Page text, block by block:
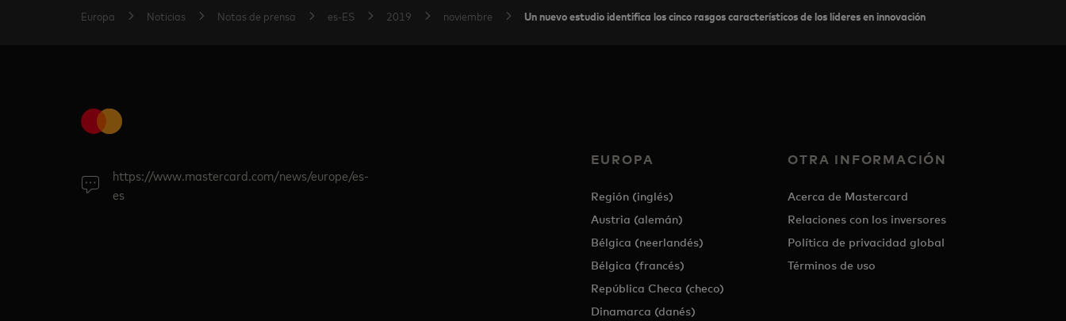
Europa Noticias Notas de prensa es-ES 2019 noviembre Un nuevo estudio identifica los cinco rasgos característicos de los líderes en innovación
https://www.mastercard.com/news/europe/es-
es
EUROPA
Región (inglés)
Austria (alemán)
Bélgica (neerlandés)
Bélgica (francés)
República Checa (checo)
Dinamarca (danés)
OTRA INFORMACIÓN
Acerca de Mastercard
Relaciones con los inversores
Política de privacidad global
Términos de uso